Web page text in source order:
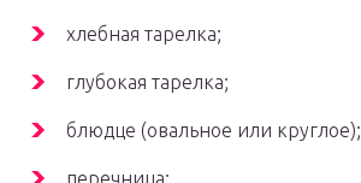
хлебная тарелка;
глубокая тарелка;
блюдце (овальное или круглое);
перечница;